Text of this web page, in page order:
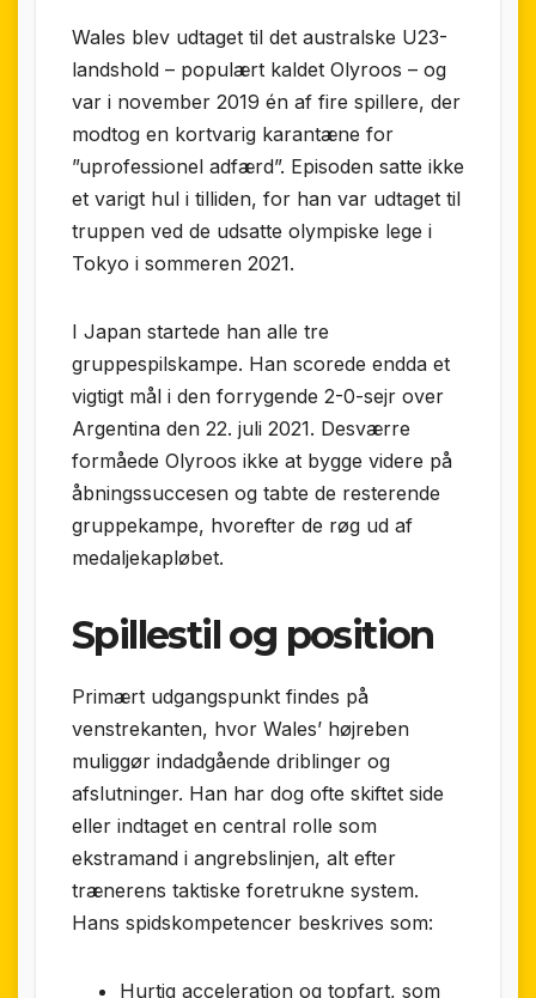
Wales blev udtaget til det australske U23-
landshold – populært kaldet Olyroos – og
var i november 2019 én af fire spillere, der
modtog en kortvarig karantæne for
”uprofessionel adfærd”. Episoden satte ikke
et varigt hul i tilliden, for han var udtaget til
truppen ved de udsatte olympiske lege i
Tokyo i sommeren 2021.
I Japan startede han alle tre
gruppespilskampe. Han scorede endda et
vigtigt mål i den forrygende 2-0-sejr over
Argentina den 22. juli 2021. Desværre
formåede Olyroos ikke at bygge videre på
åbningssuccesen og tabte de resterende
gruppekampe, hvorefter de røg ud af
medaljekapløbet.
Spillestil og position
Primært udgangspunkt findes på
venstrekanten, hvor Wales’ højreben
muliggør indadgående driblinger og
afslutninger. Han har dog ofte skiftet side
eller indtaget en central rolle som
ekstramand i angrebslinjen, alt efter
trænerens taktiske foretrukne system.
Hans spidskompetencer beskrives som:
Hurtig acceleration og topfart, som